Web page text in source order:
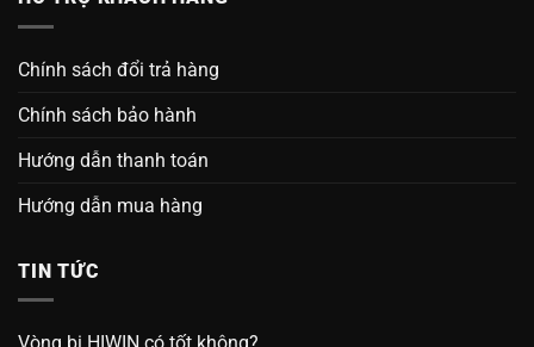
Chính sách đổi trả hàng
Chính sách bảo hành
Hướng dẫn thanh toán
Hướng dẫn mua hàng
TIN TỨC